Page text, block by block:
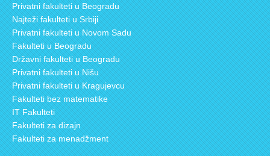
Privatni fakulteti u Beogradu
Najteži fakulteti u Srbiji
Privatni fakulteti u Novom Sadu
Fakulteti u Beogradu
Državni fakulteti u Beogradu
Privatni fakulteti u Nišu
Privatni fakulteti u Kragujevcu
Fakulteti bez matematike
IT Fakulteti
Fakulteti za dizajn
Fakulteti za menadžment